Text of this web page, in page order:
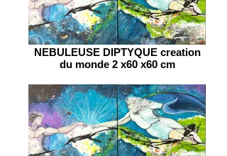
NEBULEUSE DIPTYQUE creation
du monde 2 x60 x60 cm